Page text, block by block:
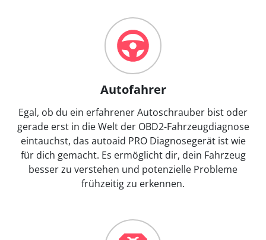
Autofahrer
Egal, ob du ein erfahrener Autoschrauber bist oder
gerade erst in die Welt der OBD2-Fahrzeugdiagnose
eintauchst, das autoaid PRO Diagnosegerät ist wie
für dich gemacht. Es ermöglicht dir, dein Fahrzeug
besser zu verstehen und potenzielle Probleme
frühzeitig zu erkennen.